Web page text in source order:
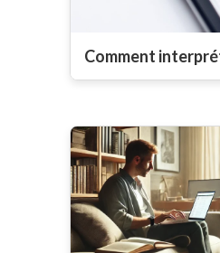
Comment